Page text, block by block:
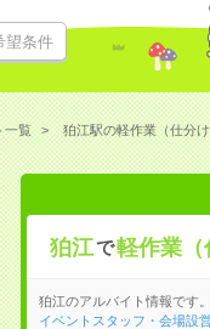
望条件
一覧 狛江駅の軽作業（仕分
狛江で軽作業（
狛江のアルバイト情報です
イベントスタッフ・会場設